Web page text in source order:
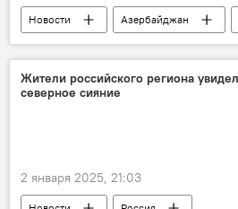
Новости Азербайджан
Кинофильмы
международные кинофестивали
Азер Гулиев
Министерство
Жители российского региона
северное сияние
2 января 2025, 21:03